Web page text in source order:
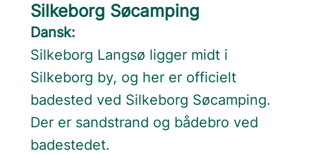
Silkeborg Søcamping
Dansk:
Silkeborg Langsø ligger midt i
Silkeborg by, og her er officielt
badested ved Silkeborg Søcamping.
Der er sandstrand og bådebro ved
badestedet.